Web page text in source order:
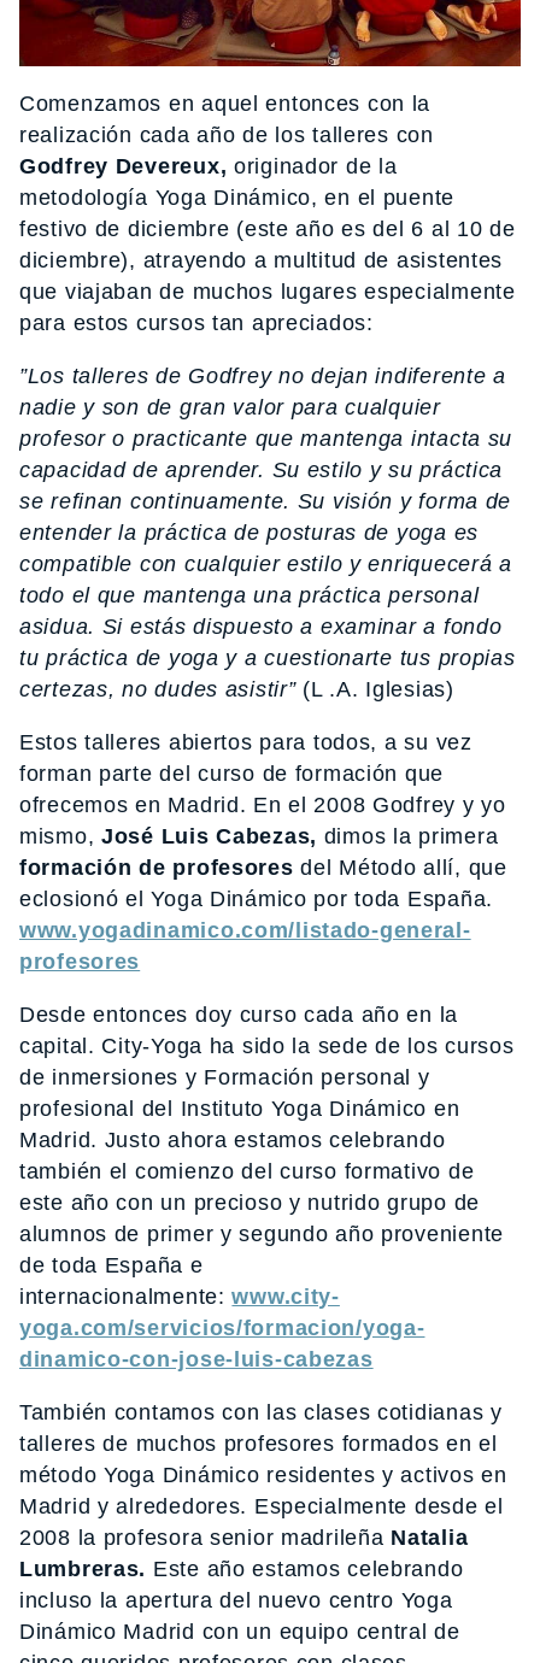
Comenzamos en aquel entonces con la
realización cada año de los talleres con
Godfrey Devereux, originador de la
metodología Yoga Dinámico, en el puente
festivo de diciembre (este año es del 6 al 10 de
diciembre), atrayendo a multitud de asistentes
que viajaban de muchos lugares especialmente
para estos cursos tan apreciados:
”Los talleres de Godfrey no dejan indiferente a
nadie y son de gran valor para cualquier
profesor o practicante que mantenga intacta su
capacidad de aprender. Su estilo y su práctica
se refinan continuamente. Su visión y forma de
entender la práctica de posturas de yoga es
compatible con cualquier estilo y enriquecerá a
todo el que mantenga una práctica personal
asidua. Si estás dispuesto a examinar a fondo
tu práctica de yoga y a cuestionarte tus propias
certezas, no dudes asistir”(L .A. Iglesias)
Estos talleres abiertos para todos, a su vez
forman parte del curso de formación que
ofrecemos en Madrid. En el 2008 Godfrey y yo
mismo,José Luis Cabezas, dimos la primera
formación de profesores del Método allí, que
eclosionó el Yoga Dinámico por toda España.
www.yogadinamico.com/listado-general-
profesores
Desde entonces doy curso cada año en la
capital. City-Yoga ha sido la sede de los cursos
de inmersiones y Formación personal y
profesional del Instituto Yoga Dinámico en
Madrid. Justo ahora estamos celebrando
también el comienzo del curso formativo de
este año con un precioso y nutrido grupo de
alumnos de primer y segundo año proveniente
de toda España e
internacionalmente:www.city-
yoga.com/servicios/formacion/yoga-
dinamico-con-jose-luis-cabezas
También contamos con las clases cotidianas y
talleres de muchos profesores formados en el
método Yoga Dinámico residentes y activos en
Madrid y alrededores. Especialmente desde el
2008 la profesora senior madrileña Natalia
Lumbreras. Este año estamos celebrando
incluso la apertura del nuevo centro Yoga
Dinámico Madrid con un equipo central de